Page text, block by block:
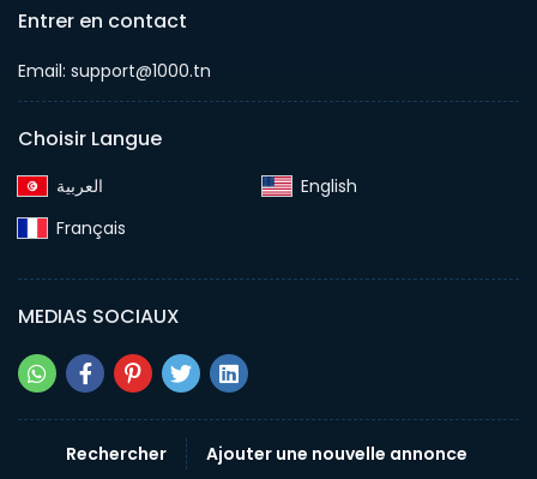
Entrer en contact
Email: support@1000.tn
Choisir Langue
English‎
Français‎
MEDIAS SOCIAUX
Rechercher Ajouter une nouvelle annonce